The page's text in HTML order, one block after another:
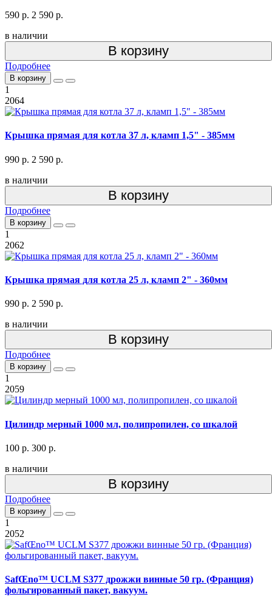
590 р. 2 590 р.
в наличии
В корзину
Подробнее
В корзину
1
2064
Крышка прямая для котла 37 л, кламп 1,5" - 385мм
990 р. 2 590 р.
в наличии
В корзину
Подробнее
В корзину
1
2062
Крышка прямая для котла 25 л, кламп 2" - 360мм
990 р. 2 590 р.
в наличии
В корзину
Подробнее
В корзину
1
2059
Цилиндр мерный 1000 мл, полипропилен, со шкалой
100 р. 300 р.
в наличии
В корзину
Подробнее
В корзину
1
2052
SafŒno™ UCLM S377 дрожжи винные 50 гр. (Франция)
фольгированный пакет, вакуум.